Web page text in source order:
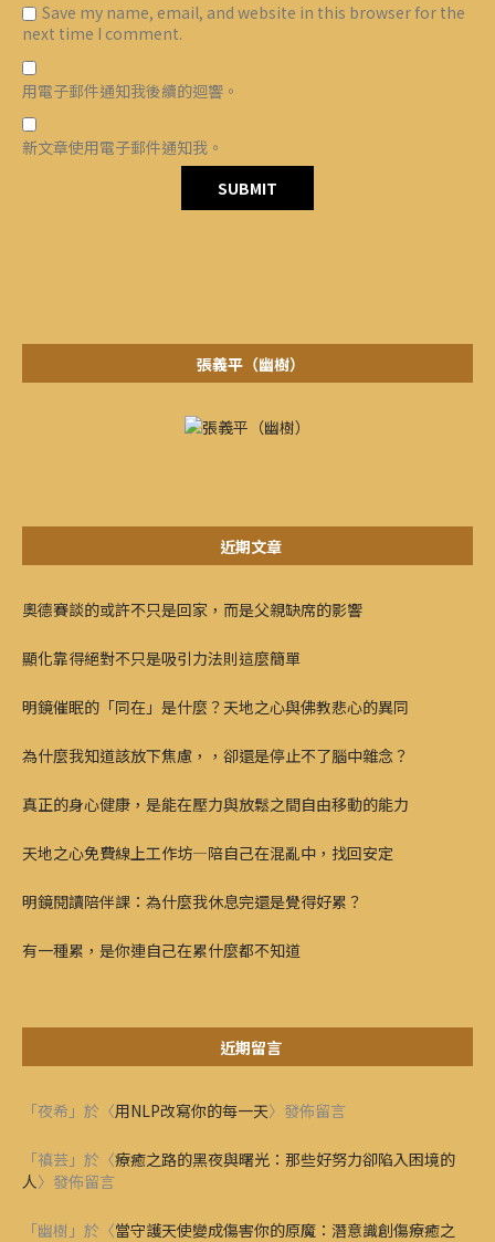
Save my name, email, and website in this browser for the
next time I comment.
用電子郵件通知我後續的迴響。
新文章使用電子郵件通知我。
張義平（幽樹）
近期文章
奧德賽談的或許不只是回家，而是父親缺席的影響
顯化靠得絕對不只是吸引力法則這麼簡單
明鏡催眠的「同在」是什麼？天地之心與佛教悲心的異同
為什麼我知道該放下焦慮，，卻還是停止不了腦中雜念？
真正的身心健康，是能在壓力與放鬆之間自由移動的能力
天地之心免費線上工作坊—陪自己在混亂中，找回安定
明鏡閱讀陪伴課：為什麼我休息完還是覺得好累？
有一種累，是你連自己在累什麼都不知道
近期留言
「夜希 」於〈用NLP改寫你的每一天〉發佈留言
「禛芸 」於〈療癒之路的黑夜與曙光：那些好努力卻陷入困境的
人〉發佈留言
「幽樹 」於〈當守護天使變成傷害你的原魔：潛意識創傷療癒之